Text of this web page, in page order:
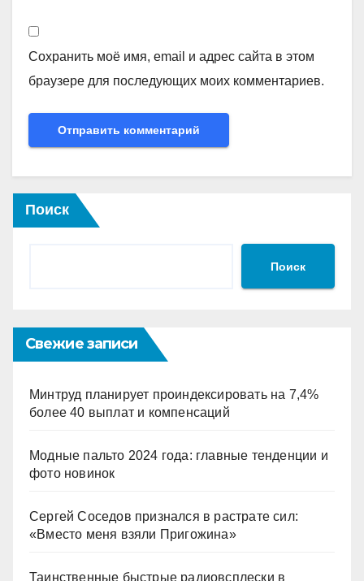
Сохранить моё имя, email и адрес сайта в этом
браузере для последующих моих комментариев.
Поиск
Поиск
Свежие записи
Минтруд планирует проиндексировать на 7,4%
более 40 выплат и компенсаций
Модные пальто 2024 года: главные тенденции и
фото новинок
Сергей Соседов признался в растрате сил:
«Вместо меня взяли Пригожина»
Таинственные быстрые радиовсплески в